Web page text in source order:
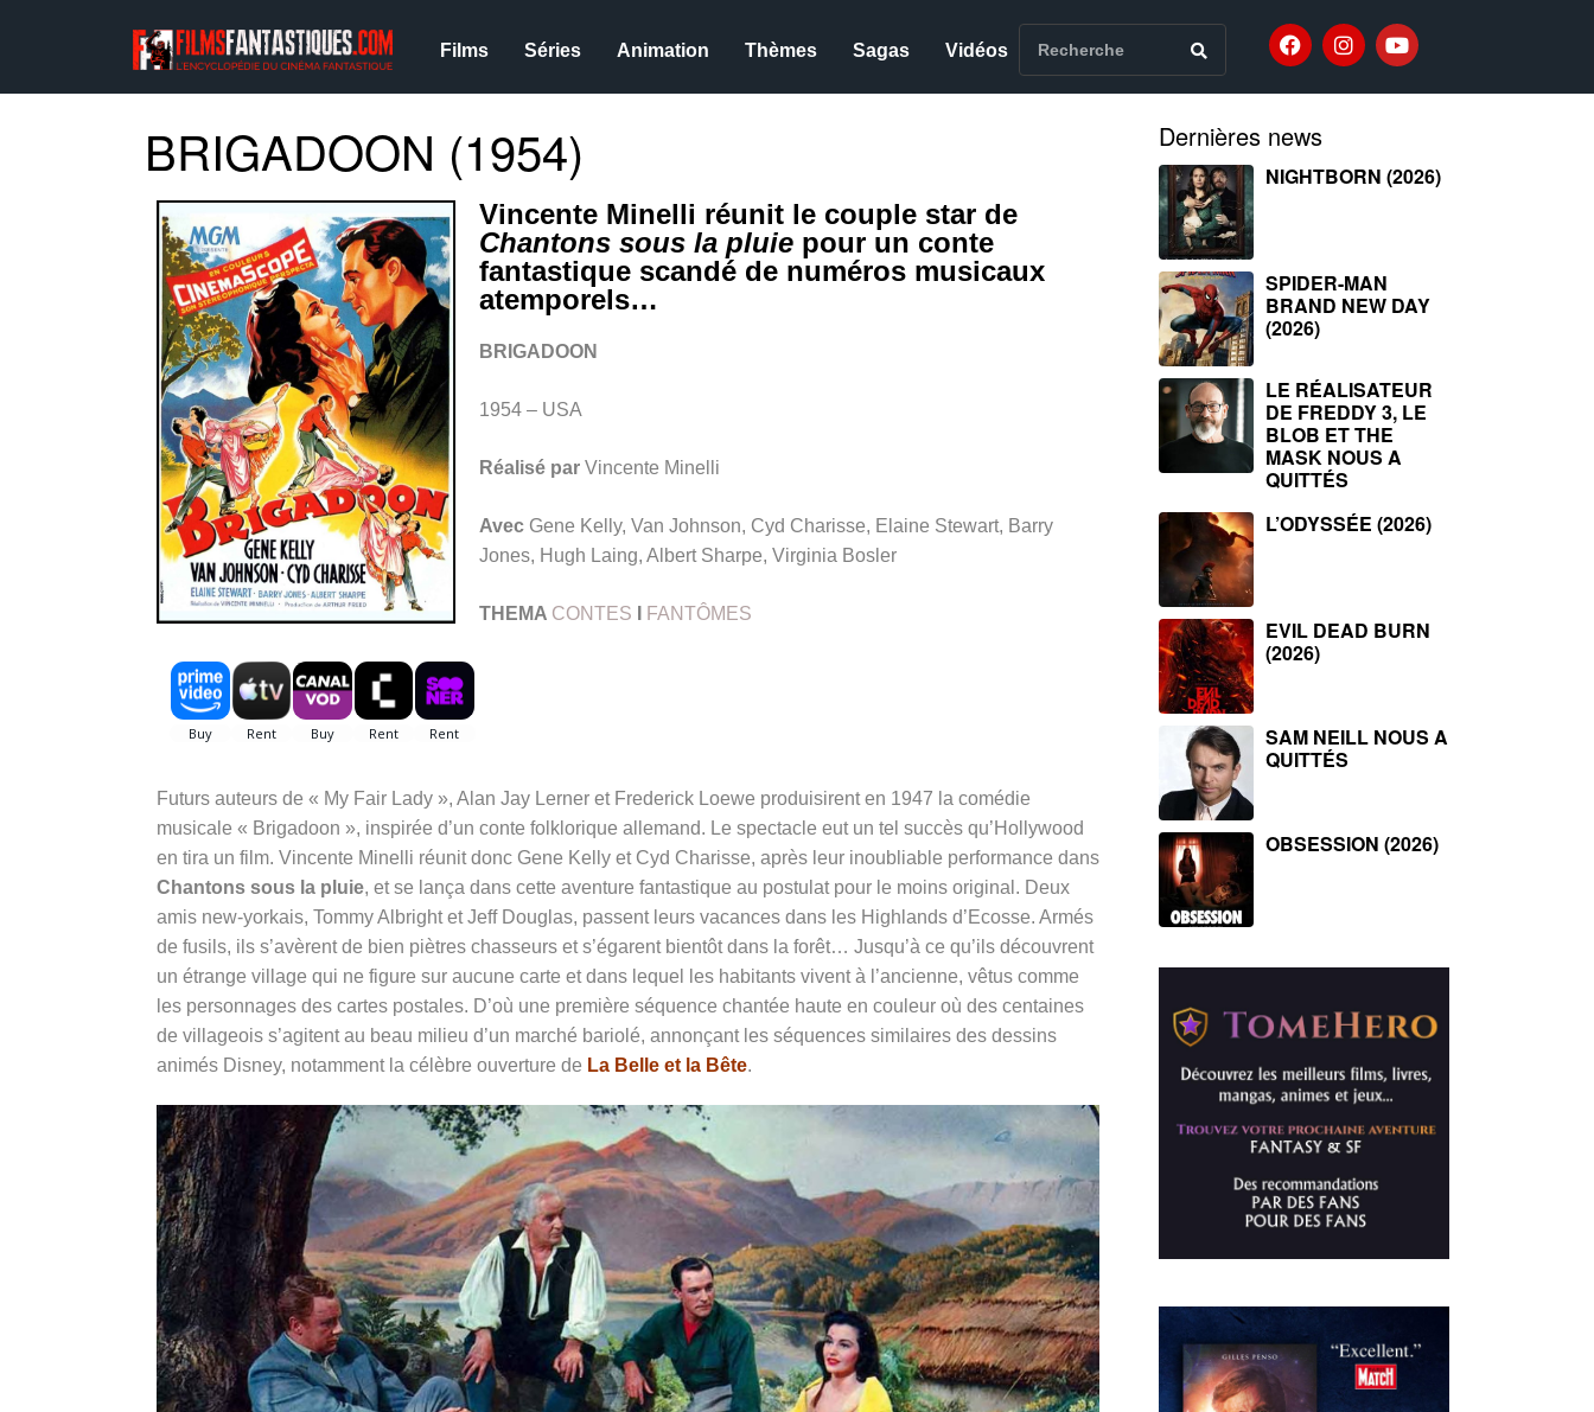
Films Séries Animation Thèmes Sagas Vidéos
BRIGADOON (1954)
Vincente Minelli réunit le couple star de
Chantons sous la pluiepour un conte
fantastique scandé de numéros musicaux
atemporels…
BRIGADOON
1954 – USA
Réalisé par Vincente Minelli
Avec Gene Kelly, Van Johnson, Cyd Charisse, Elaine Stewart, Barry
Jones, Hugh Laing, Albert Sharpe, Virginia Bosler
THEMA CONTES FANTÔMES
Futurs auteurs de « My Fair Lady », Alan Jay Lerner et Frederick Loewe produisirent en 1947 la comédie
musicale « Brigadoon », inspirée d’un conte folklorique allemand. Le spectacle eut un tel succès qu’Hollywood
en tira un film. Vincente Minelli réunit donc Gene Kelly et Cyd Charisse, après leur inoubliable performance dans
Chantons sous la pluie, et se lança dans cette aventure fantastique au postulat pour le moins original. Deux
amis new-yorkais, Tommy Albright et Jeff Douglas, passent leurs vacances dans les Highlands d’Ecosse. Armés
de fusils, ils s’avèrent de bien piètres chasseurs et s’égarent bientôt dans la forêt… Jusqu’à ce qu’ils découvrent
un étrange village qui ne figure sur aucune carte et dans lequel les habitants vivent à l’ancienne, vêtus comme
les personnages des cartes postales. D’où une première séquence chantée haute en couleur où des centaines
de villageois s’agitent au beau milieu d’un marché bariolé, annonçant les séquences similaires des dessins
animés Disney, notamment la célèbre ouverture de La Belle et la Bête.
Dernières news
NIGHTBORN (2026)
SPIDER-MAN
BRAND NEW DAY
(2026)
LE RÉALISATEUR
DE FREDDY 3, LE
BLOB ET THE
MASK NOUS A
QUITTÉS
L’ODYSSÉE (2026)
EVIL DEAD BURN
(2026)
SAM NEILL NOUS A
QUITTÉS
OBSESSION (2026)